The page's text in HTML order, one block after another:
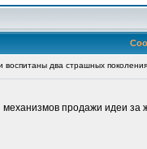
два страшных поколения
механизмов продажи идеи